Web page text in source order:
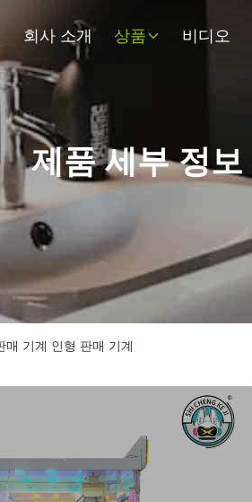
회사 소개 상품 비디오
제품 세부 정보
매 기계 인형 판매 기계